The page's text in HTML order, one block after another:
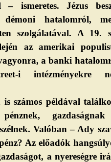
– ismeretes. Jézus
hatalomról,
szolgálatával. A 19.
az amerikai
a banki
i intézményekre
számos példával
Valóban – Ady
Az előadók
a nyereségre